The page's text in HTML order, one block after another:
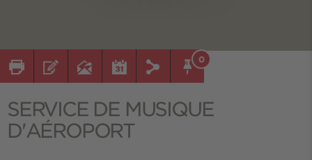
0
SERVICE DE MUSIQUE
D'AÉROPORT